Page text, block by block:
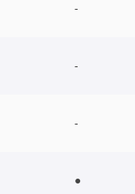
-
-
-
●